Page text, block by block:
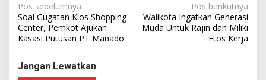
N
a
v
i
g
Pos sebelumnya
Soal Gugatan Kios Shopping
Center, Pemkot Ajukan
Kasasi Putusan PT Manado
Pos berikutnya
Walikota Ingatkan Generasi
Muda Untuk Rajin dan Miliki
Etos Kerja
Jangan Lewatkan